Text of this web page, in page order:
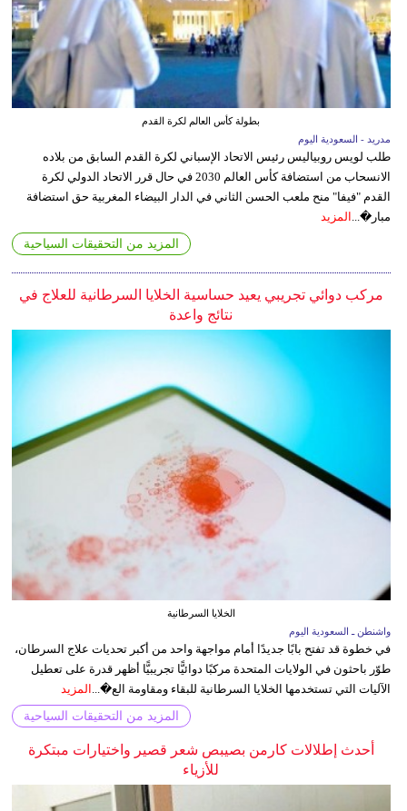
بطولة كأس العالم لكرة القدم
مدريد - السعودية اليوم
طلب لويس روبياليس رئيس الاتحاد الإسباني لكرة القدم السابق من بلاده
الانسحاب من استضافة كأس العالم 2030 في حال قرر الاتحاد الدولي لكرة
القدم "فيفا" منح ملعب الحسن الثاني في الدار البيضاء المغربية حق استضافة
مبار�...
المزيد
المزيد من التحقيقات السياحية
مركب دوائي تجريبي يعيد حساسية الخلايا السرطانية للعلاج في
نتائج واعدة
الخلايا السرطانية
واشنطن ـ السعودية اليوم
في خطوة قد تفتح بابًا جديدًا أمام مواجهة واحد من أكبر تحديات علاج السرطان،
طوّر باحثون في الولايات المتحدة مركبًا دوائيًّا تجريبيًّا أظهر قدرة على تعطيل
الآليات التي تستخدمها الخلايا السرطانية للبقاء ومقاومة الع�... المزيد
المزيد من التحقيقات السياحية
أحدث إطلالات كارمن بصيبص شعر قصير واختيارات مبتكرة
للأزياء